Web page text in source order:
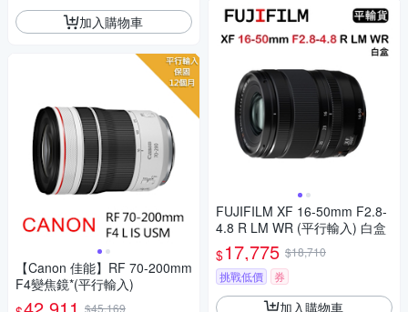
加入購物車
【Canon 佳能】RF 70-200mm
F4變焦鏡*(平行輸入)
$45,169
FUJIFILM XF 16-50mm F2.8-
4.8 R LM WR (平行輸入) 白盒
$17,775 $18,710
挑戰低價
券
加入購物車